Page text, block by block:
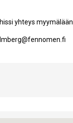
yhteys myymälään.